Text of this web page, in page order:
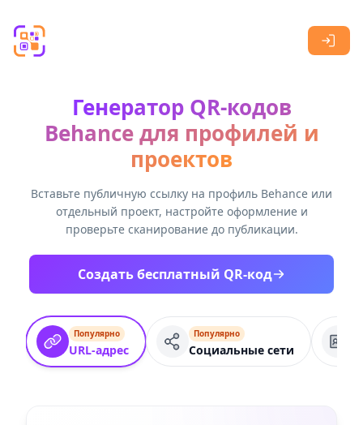
Генератор QR-кодов
Behance для профилей и
проектов
Вставьте публичную ссылку на профиль Behance или
отдельный проект, настройте оформление и
проверьте сканирование до публикации.
Создать бесплатный QR-код
Популярно
URL-адрес
Популярно
Социальные сети